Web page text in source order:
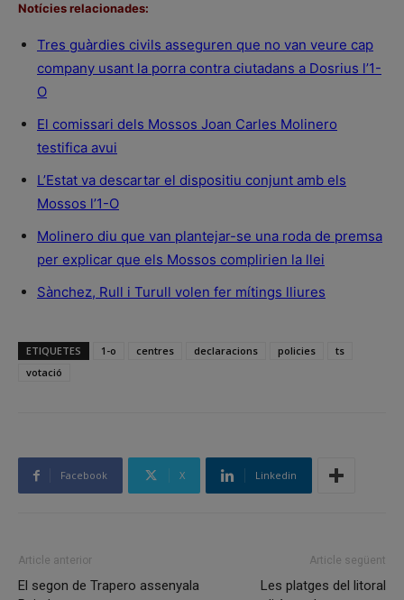
Notícies relacionades:
Tres guàrdies civils asseguren que no van veure cap
company usant la porra contra ciutadans a Dosrius l’1-
O
El comissari dels Mossos Joan Carles Molinero
testifica avui
L’Estat va descartar el dispositiu conjunt amb els
Mossos l’1-O
Molinero diu que van plantejar-se una roda de premsa
per explicar que els Mossos complirien la llei
Sànchez, Rull i Turull volen fer mítings lliures
ETIQUETES 1-o centres declaracions policies
ts
votació
Facebook X Linkedin
Article anterior
El segon de Trapero assenyala
Article següent
Les platges del litoral